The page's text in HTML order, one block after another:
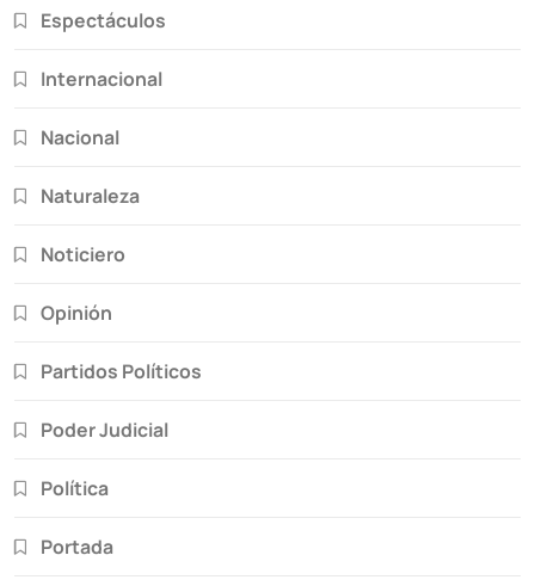
Espectáculos
Internacional
Nacional
Naturaleza
Noticiero
Opinión
Partidos Políticos
Poder Judicial
Política
Portada